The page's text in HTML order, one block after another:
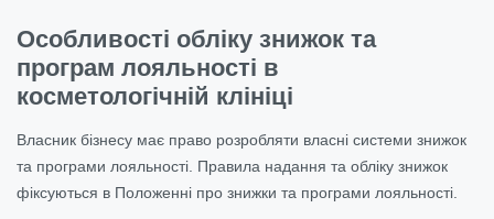
Особливості обліку знижок та
програм лояльності в
косметологічній клініці
Власник бізнесу має право розробляти власні системи знижок
та програми лояльності. Правила надання та обліку знижок
фіксуються в Положенні про знижки та програми лояльності.